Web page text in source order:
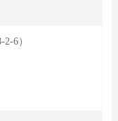
6）